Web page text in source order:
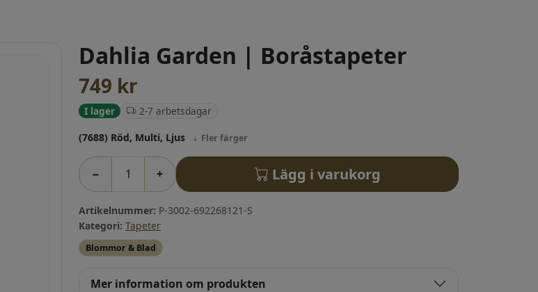
Dahlia Garden | Boråstapeter
749 kr
I lager 2-7 arbetsdagar
(7688) Röd, Multi, Ljus Fler färger
− + Lägg i varukorg
Artikelnummer: P-3002-692268121-S
Kategori: Tapeter
Blommor & Blad
Mer information om produkten